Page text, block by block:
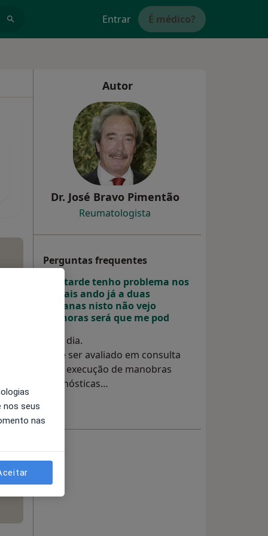
Entrar É médico?
Autor
Dr. José Bravo Pimentão
Reumatologista
Perguntas frequentes
Boa tarde tenho problema nos
cristais ando já a duas
semanas nisto não vejo
melhoras será que me pod
Bom dia.
Deve ser avaliado em consulta
para execução de manobras
diagnósticas…
nos seus
nas